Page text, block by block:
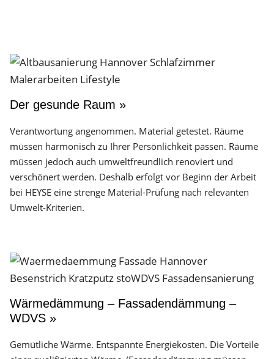
Der gesunde Raum »
Verantwortung angenommen. Material getestet. Räume
müssen harmonisch zu Ihrer Persönlichkeit passen. Räume
müssen jedoch auch umweltfreundlich renoviert und
verschönert werden. Deshalb erfolgt vor Beginn der Arbeit
bei HEYSE eine strenge Material-Prüfung nach relevanten
Umwelt-Kriterien.
Wärmedämmung – Fassadendämmung –
WDVS »
Gemütliche Wärme. Entspannte Energiekosten. Die Vorteile